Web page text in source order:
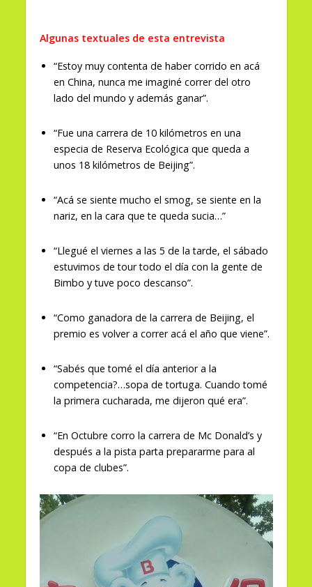
Algunas textuales de esta entrevista
“Estoy muy contenta de haber corrido en acá
en China, nunca me imaginé correr del otro
lado del mundo y además ganar”.
“Fue una carrera de 10 kilómetros en una
especia de Reserva Ecológica que queda a
unos 18 kilómetros de Beijing”.
“Acá se siente mucho el smog, se siente en la
nariz, en la cara que te queda sucia…”
“Llegué el viernes a las 5 de la tarde, el sábado
estuvimos de tour todo el día con la gente de
Bimbo y tuve poco descanso”.
“Como ganadora de la carrera de Beijing, el
premio es volver a correr acá el año que viene”.
“Sabés que tomé el día anterior a la
competencia?…sopa de tortuga. Cuando tomé
la primera cucharada, me dijeron qué era”.
“En Octubre corro la carrera de Mc Donald’s y
después a la pista parta prepararme para al
copa de clubes”.